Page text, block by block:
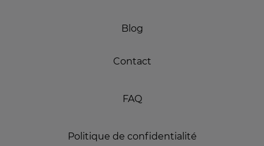
Blog
Contact
FAQ
Politique de confidentialité